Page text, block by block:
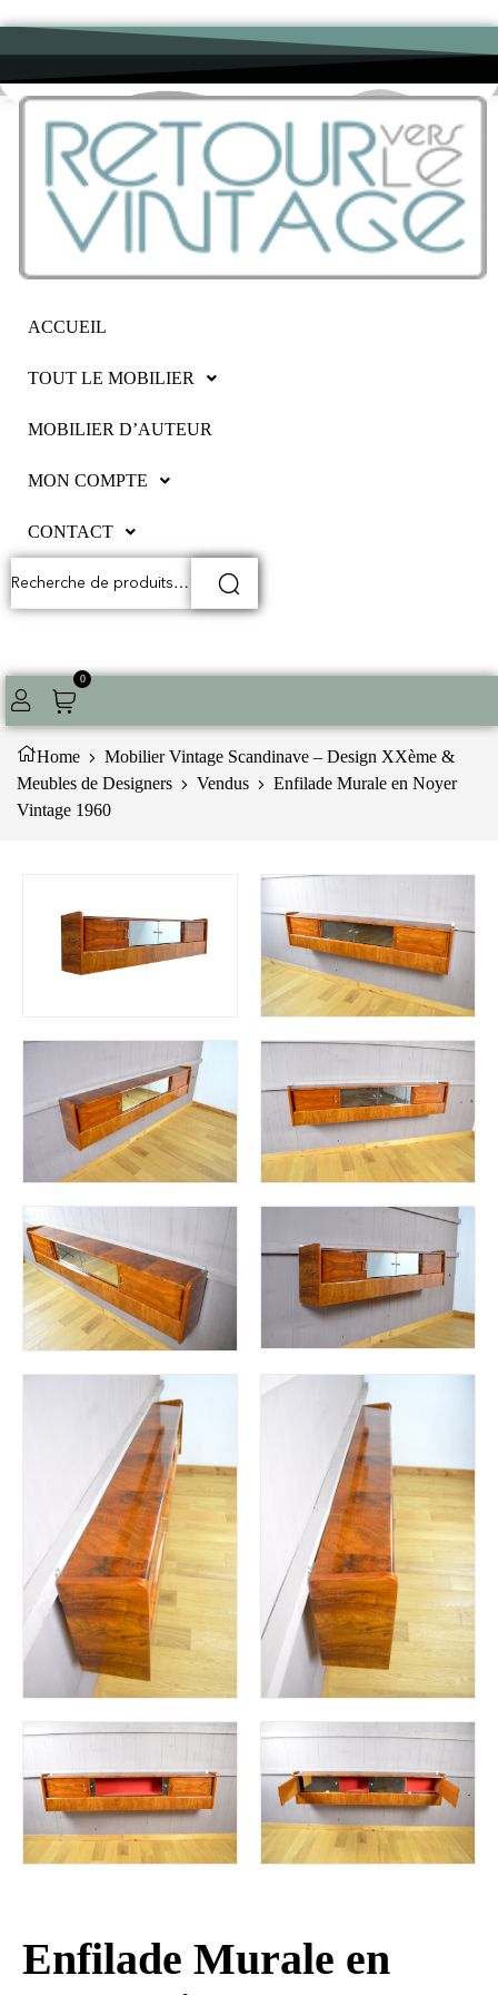
ACCUEIL
TOUT LE MOBILIER
MOBILIER D’AUTEUR
MON COMPTE
CONTACT
0
Home
Mobilier Vintage Scandinave – Design XXème &
Meubles de Designers
Vendus
Enfilade Murale en Noyer
Vintage 1960
Enfilade Murale en